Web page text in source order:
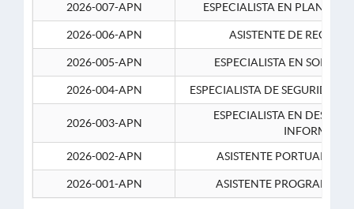
2026-007-APN ESPECIALISTA EN
2026-006-APN ASISTENTE DE
2026-005-APN ESPECIALISTA EN
2026-004-APN ESPECIALISTA DE SEGURIDAD
2026-003-APN
ESPECIALISTA EN
2026-002-APN
ASISTENTE PORTUARIO 2-
2026-001-APN ASISTENTE